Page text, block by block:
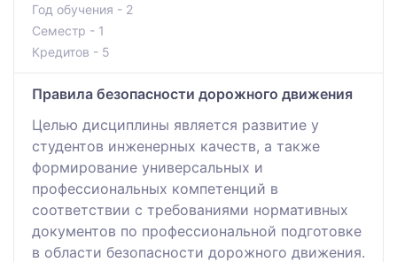
Год обучения - 2
Семестр - 1
Кредитов - 5
Правила безопасности дорожного движения
Целью дисциплины является развитие у
студентов инженерных качеств, а также
формирование универсальных и
профессиональных компетенций в
соответствии с требованиями нормативных
документов по профессиональной подготовке
в области безопасности дорожного движения.